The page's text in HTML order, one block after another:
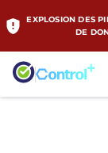
EXPLOSION DES
DE